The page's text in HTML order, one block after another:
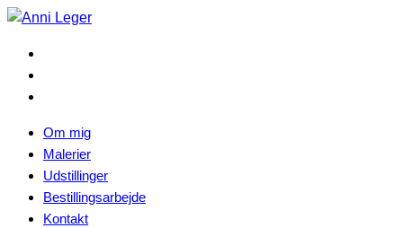
Skip
content
Om mig
Malerier
Udstillinger
Bestillingsarbejde
Kontakt